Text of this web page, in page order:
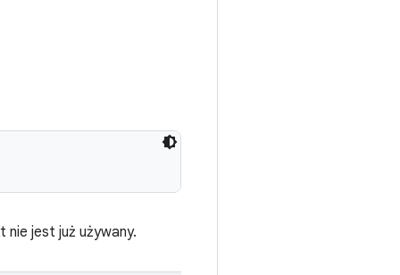
nie jest już używany.